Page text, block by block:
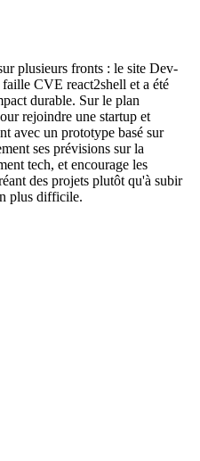
plusieurs fronts : le site Dev-
CVE react2shell et a été
durable. Sur le plan
rejoindre une startup et
avec un prototype basé sur
ses prévisions sur la
tech, et encourage les
des projets plutôt qu'à subir
plus difficile.